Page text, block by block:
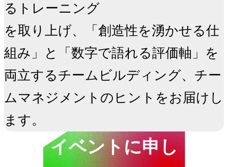
るトレーニング
を取り上げ、「創造性を湧かせる仕
組み」と「数字で語れる評価軸」を
両立するチームビルディング、チー
ムマネジメントのヒントをお届けし
ます。
イベントに申し